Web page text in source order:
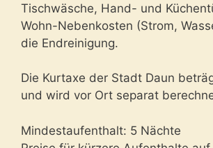
Tischwäsche, Hand- und
Wohn-Nebenkosten (Strom,
die Endreinigung.
Die Kurtaxe der Stadt Daun
und wird vor Ort separat
Mindestaufenthalt: 5 Nächte